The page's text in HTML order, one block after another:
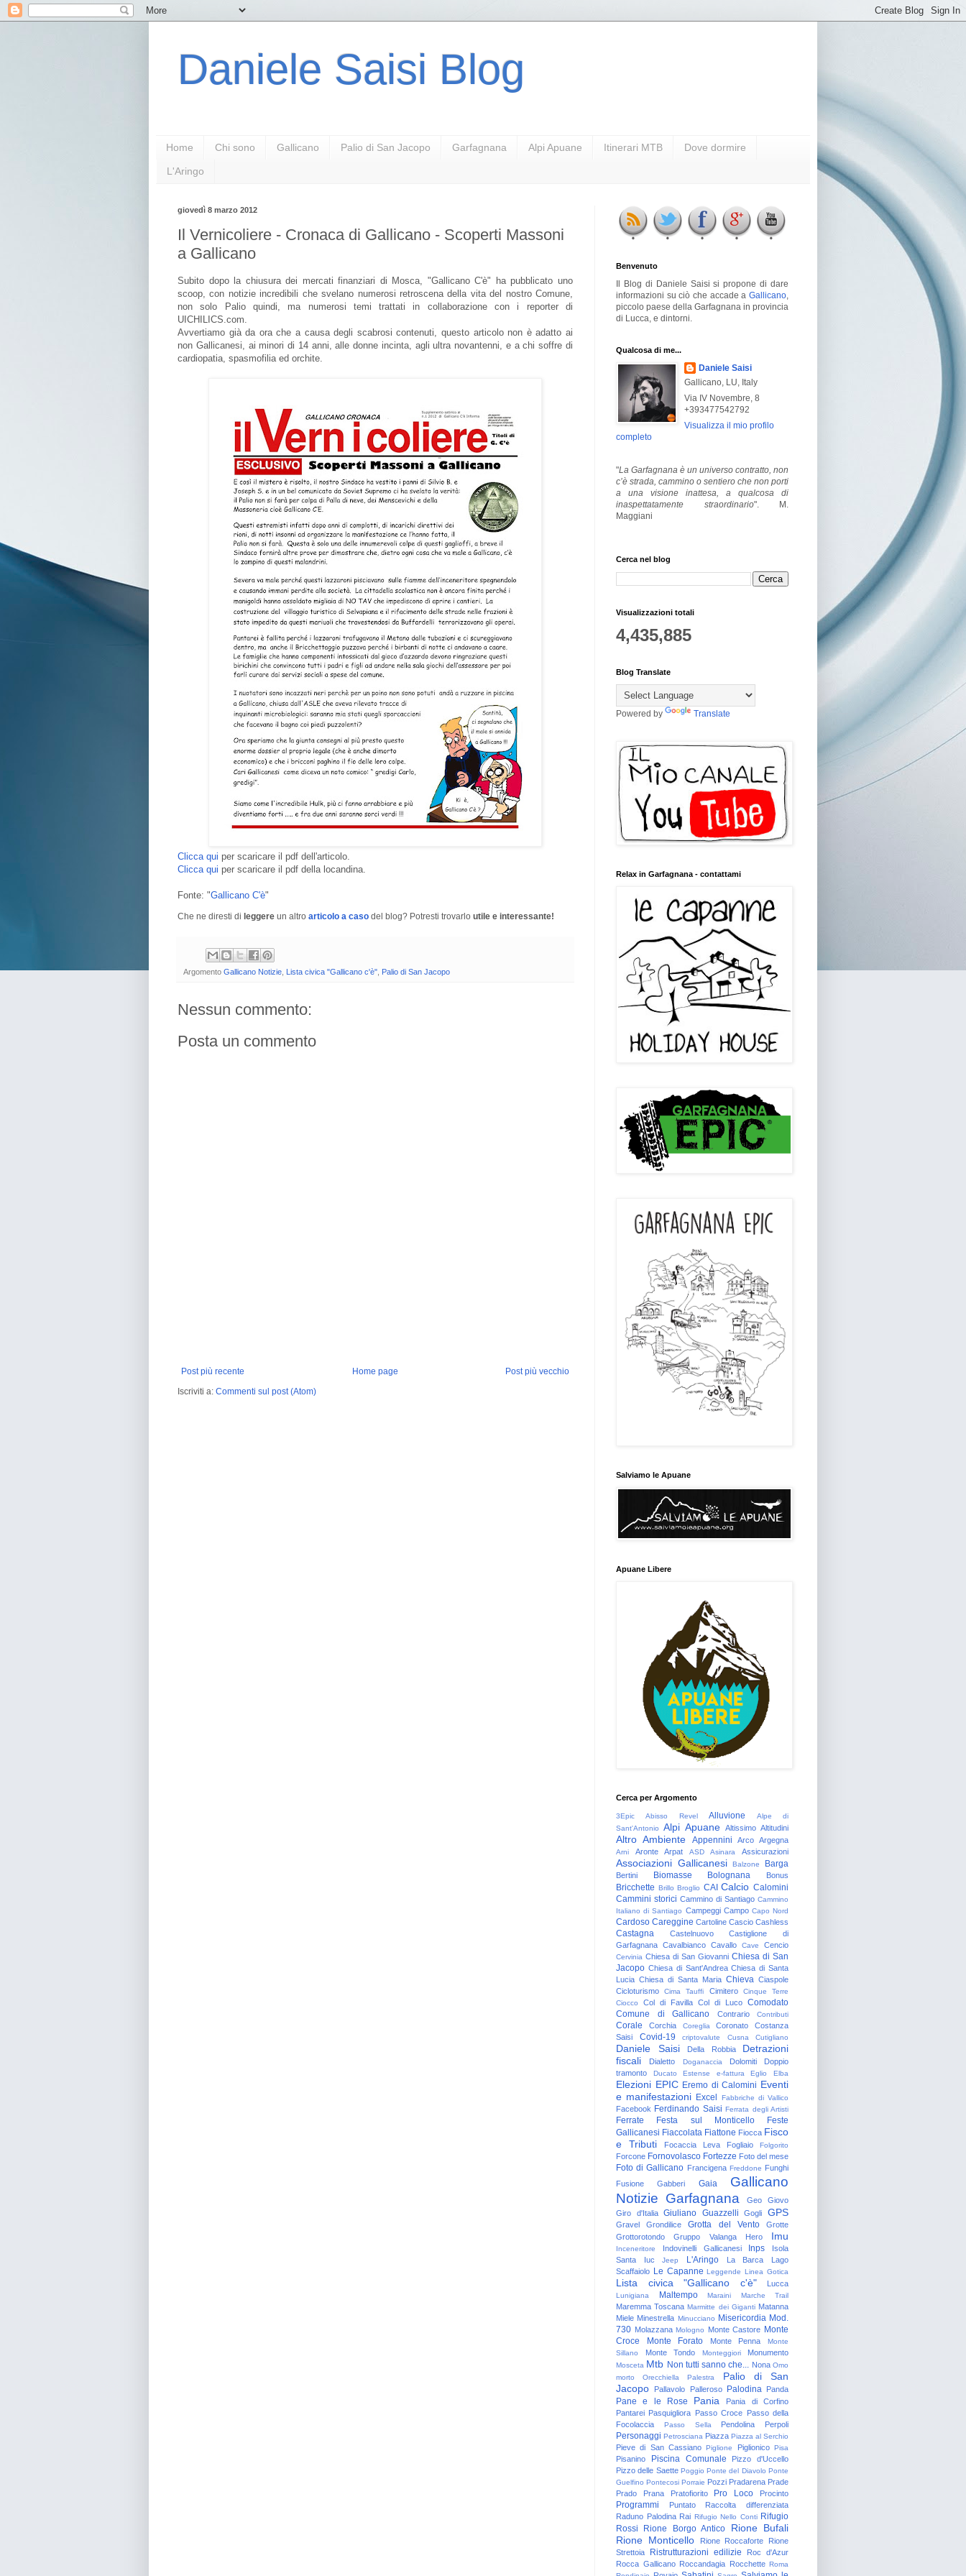
Daniele Saisi Blog
Home Chi sono Gallicano Palio di San Jacopo Garfagnana Alpi Apuane Itinerari MTB Dove dormire
L'Aringo
giovedì 8 marzo 2012
Il Vernicoliere - Cronaca di Gallicano - Scoperti Massoni
a Gallicano
Subito dopo la chiusura dei mercati finanziari di Mosca, "Gallicano C'è" ha pubblicato uno
scoop, con notizie incredibili che svelano numerosi retroscena della vita del nostro Comune,
non solo Palio quindi, ma numerosi temi trattati in collaborazione con i reporter di
UICHILICS.com.
Avvertiamo già da ora che a causa degli scabrosi contenuti, questo articolo non è adatto ai
non Gallicanesi, ai minori di 14 anni, alle donne incinta, agli ultra novantenni, e a chi soffre di
cardiopatia, spasmofilia ed orchite.
Clicca qui per scaricare il pdf dell'articolo.
Clicca qui per scaricare il pdf della locandina.
Fonte: "Gallicano C'è"
Che ne diresti di leggere un altro articolo a caso del blog? Potresti trovarlo utile e interessante!
Argomento Gallicano Notizie Lista civica "Gallicano c'è" Palio di San Jacopo
Nessun commento:
Posta un commento
Post più recente Post più vecchio
Home page
Iscriviti a: Commenti sul post (Atom)
Benvenuto
Il Blog di Daniele Saisi si propone di dare
informazioni su ciò che accade a Gallicano
piccolo paese della Garfagnana in provincia
di Lucca, e dintorni.
Qualcosa di me...
Daniele Saisi
Gallicano, LU, Italy
Via IV Novembre, 8
+393477542792
Visualizza il mio profilo
completo
"La Garfagnana è un universo contratto, non
c’è strada, cammino o sentiero che non porti
a una visione inattesa, a qualcosa di
inaspettatamente straordinario". M.
Maggiani
Cerca nel blog
Visualizzazioni totali
4,435,885
Blog Translate
Powered by Translate
Relax in Garfagnana - contattami
Salviamo le Apuane
Apuane Libere
Cerca per Argomento
3Epic Abisso Revel Alluvione
Alpe di
Sant'Antonio
Alpi Apuane Altissimo Altitudini
Altro Ambiente Appennini Arco Argegna
Arni Aronte Arpat ASD Asinara Assicurazioni
Associazioni Gallicanesi Balzone Barga
Bertini Biomasse Bolognana Bonus
Bricchette Brillo Broglio CAI Calcio Calomini
Cammini storici Cammino di Santiago Cammino
Italiano di Santiago Campeggi Campo Capo Nord
Cardoso Careggine Cartoline Cascio Cashless
Castagna Castelnuovo
Castiglione di
Garfagnana Cavalbianco Cavallo Cave Cencio
Cervinia Chiesa di San Giovanni Chiesa di San
Jacopo Chiesa di Sant'Andrea Chiesa di Santa
Lucia Chiesa di Santa Maria Chieva Ciaspole
Cicloturismo
Cima Tauffi Cimitero
Cinque Terre
Ciocco
Col di Favilla Col di Luco Comodato
Comune di Gallicano
Contrario Contributi
Corale Corchia Coreglia Coronato
Costanza
Saisi
Covid-19 criptovalute Cusna Cutigliano
Daniele Saisi Della Robbia
Detrazioni
fiscali
Dialetto Doganaccia Dolomiti
Doppio
tramonto
Ducato Estense e-fattura Eglio Elba
Elezioni EPIC Eremo di Calomini Eventi
e manifestazioni Excel Fabbriche di Vallico
Facebook Ferdinando Saisi Ferrata degli Artisti
Ferrate Festa sul Monticello
Feste
Gallicanesi Fiaccolata Fiattone Fiocca Fisco
e Tributi
Focaccia Leva Fogliaio Folgorito
Forcone Fornovolasco Fortezze Foto del mese
Foto di Gallicano Francigena Freddone Funghi
Fusione
Gabberi Gaia
Gallicano
Notizie Garfagnana Geo
Giovo
Giro d'Italia
Giuliano Guazzelli Gogli GPS
Gravel Grondilice Grotta del Vento
Grotte
Grottorotondo
Gruppo Valanga Hero Imu
Inceneritore Indovinelli Gallicanesi Inps
Isola
Santa
Iuc Jeep L'Aringo La Barca
Lago
Scaffaiolo Le Capanne Leggende Linea Gotica
Lista civica "Gallicano c'è" Lucca
Lunigiana Maltempo Maraini Marche Trail
Maremma Toscana Marmitte dei Giganti Matanna
Miele Minestrella Minucciano Misericordia Mod.
730 Molazzana Mologno Monte Castore Monte
Croce
Monte Forato Monte Penna
Monte
Sillano
Monte Tondo Monteggiori Monumento
Mosceta Mtb Non tutti sanno che... Nona Omo
morto
Orecchiella Palestra
Palio di San
Jacopo
Pallavolo Palleroso Palodina Panda
Pane e le Rose Pania
Pania di Corfino
Pantarei Pasquigliora Passo Croce Passo della
Focolaccia
Passo Sella Pendolina Perpoli
Personaggi Petrosciana Piazza Piazza al Serchio
Pieve di San Cassiano Piglione Piglionico Pisa
Pisanino Piscina Comunale
Pizzo d'Uccello
Pizzo delle Saette Poggio Ponte del Diavolo Ponte
Guelfino Pontecosi Porraie Pozzi Pradarena Prade
Prado
Prana Pratofiorito Pro Loco Procinto
Programmi Puntato
Raccolta differenziata
Raduno Palodina Rai Rifugio Nello Conti Rifugio
Rossi
Rione Borgo Antico
Rione Bufali
Rione Monticello
Rione Roccaforte
Rione
Strettoia
Ristrutturazioni edilizie
Roc d'Azur
Rocca Gallicano Roccandagia Rocchette Roma